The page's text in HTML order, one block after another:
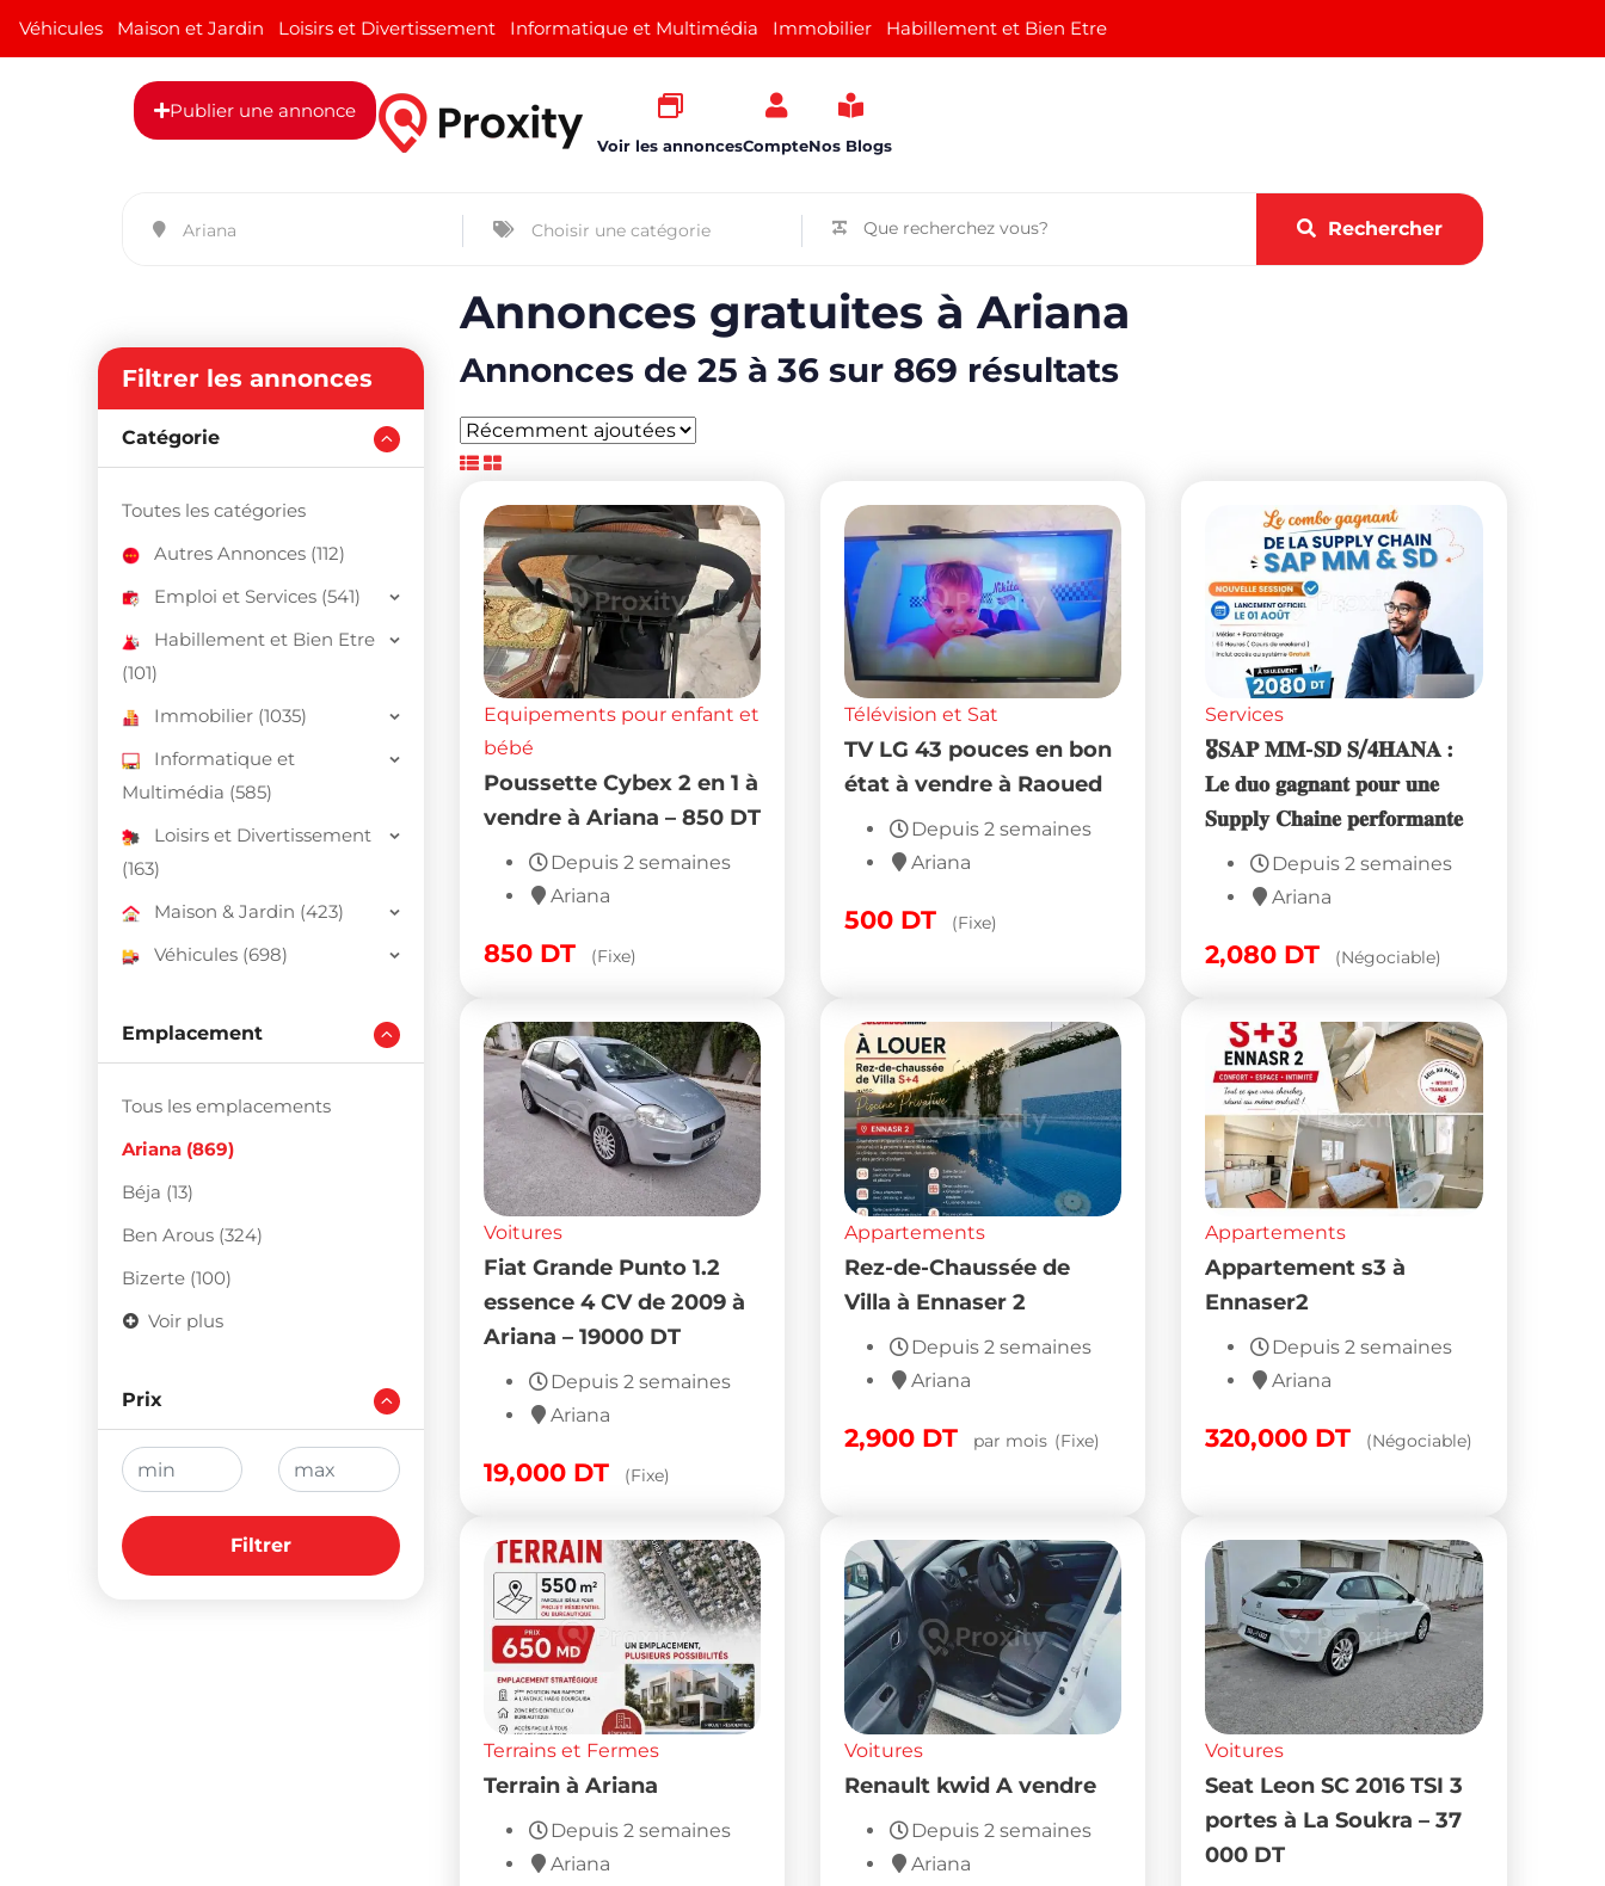
Véhicules Maison et Jardin Loisirs et Divertissement Informatique et Multimédia Immobilier Habillement et Bien Etre
Publier une annonce
Voir les annoncesCompteNos Blogs
Rechercher
Filtrer les annonces
Catégorie
Toutes les catégories
Autres Annonces (112)
Emploi et Services (541)
Habillement et Bien Etre
(101)
Immobilier (1035)
Informatique et
Multimédia (585)
Loisirs et Divertissement
(163)
Maison & Jardin (423)
Véhicules (698)
Emplacement
Tous les emplacements
Ariana (869)
Béja (13)
Ben Arous (324)
Bizerte (100)
Voir plus
Prix
Filtrer
Annonces gratuites à Ariana
Annonces de 25 à 36 sur 869 résultats
Equipements pour enfant et
bébé
Poussette Cybex 2 en 1 à
vendre à Ariana – 850 DT
Depuis 2 semaines
Ariana
850 DT (Fixe)
Télévision et Sat
TV LG 43 pouces en bon
état à vendre à Raoued
Depuis 2 semaines
Ariana
500 DT (Fixe)
Services
🎖𝐒𝐀𝐏 𝐌𝐌-𝐒𝐃 𝐒/𝟒𝐇𝐀𝐍𝐀 :
𝐋𝐞 𝐝𝐮𝐨 𝐠𝐚𝐠𝐧𝐚𝐧𝐭 𝐩𝐨𝐮𝐫 𝐮𝐧𝐞
𝐒𝐮𝐩𝐩𝐥𝐲 𝐂𝐡𝐚𝐢𝐧𝐞 𝐩𝐞𝐫𝐟𝐨𝐫𝐦𝐚𝐧𝐭𝐞
Depuis 2 semaines
Ariana
2,080 DT (Négociable)
Voitures
Fiat Grande Punto 1.2
essence 4 CV de 2009 à
Ariana – 19000 DT
Depuis 2 semaines
Ariana
19,000 DT (Fixe)
Appartements
Rez-de-Chaussée de
Villa à Ennaser 2
Depuis 2 semaines
Ariana
2,900 DT par mois (Fixe)
Appartements
Appartement s3 à
Ennaser2
Depuis 2 semaines
Ariana
320,000 DT (Négociable)
Terrains et Fermes
Terrain à Ariana
Depuis 2 semaines
Ariana
Voitures
Renault kwid A vendre
Depuis 2 semaines
Ariana
Voitures
Seat Leon SC 2016 TSI 3
portes à La Soukra – 37
000 DT